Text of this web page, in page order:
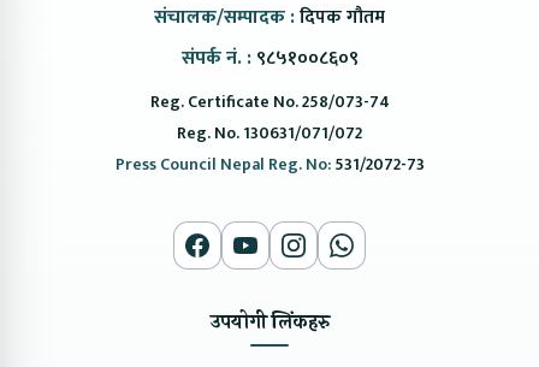
संचालक/सम्पादक :दिपक गौतम
संपर्क नं. : ९८५१००८६०९
Reg. Certificate No. 258/073-74
Reg. No. 130631/071/072
Press Council Nepal Reg. No:531/2072-73
उपयोगी लिंकहरु